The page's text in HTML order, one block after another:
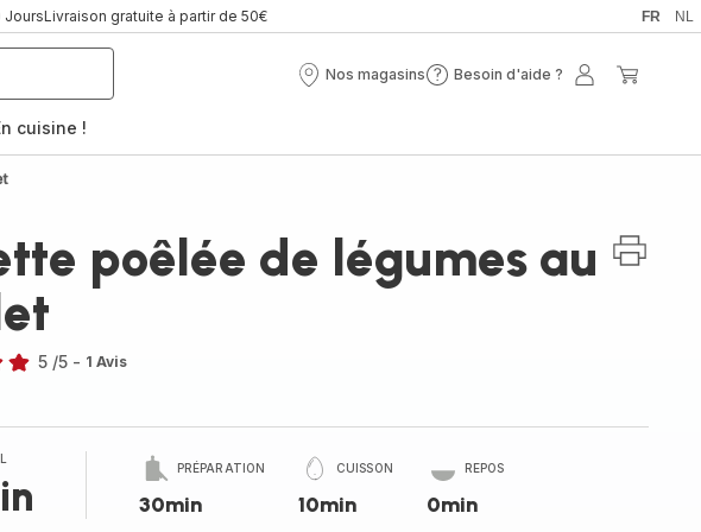
JoursLivraison gratuite à partir de 50€ FR NL
Nos magasins
Nos
Besoin d'aide ?
Besoin
Mon
cuisine !
poêlée de légumes au
5 /5 - 1 Avis
PRÉPARATION
30min
CUISSON
10min
REPOS
0min